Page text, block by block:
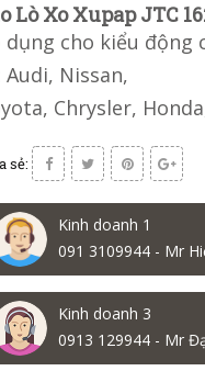
Lò Xo Xupap JTC
dụng cho kiểu động
Audi, Nissan,
Chrysler,
sẻ:
Kinh doanh 1
091 3109944 - Mr
Kinh doanh 3
0913 129944 - Mr